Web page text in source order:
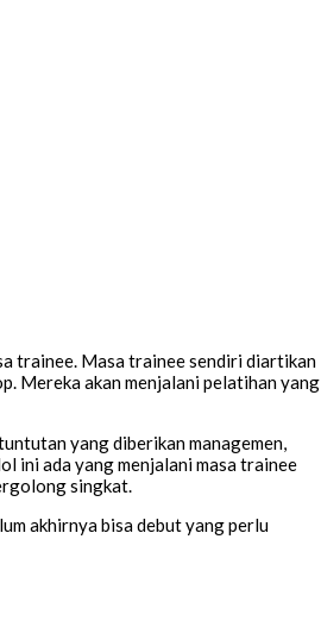
trainee. Masa trainee sendiri diartikan
Mereka akan menjalani pelatihan yang
yang diberikan managemen,
ini ada yang menjalani masa trainee
singkat.
akhirnya bisa debut yang perlu